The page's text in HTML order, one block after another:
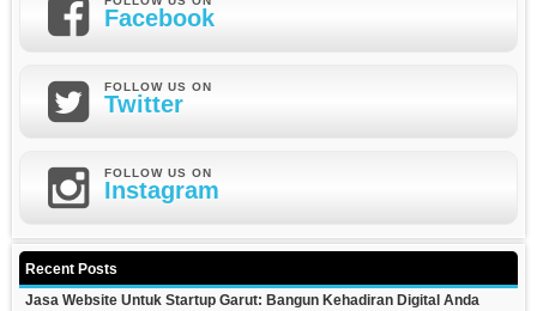
Facebook
FOLLOW US ON
Twitter
FOLLOW US ON
Instagram
Recent Posts
Jasa Website Untuk Startup Garut: Bangun Kehadiran Digital Anda